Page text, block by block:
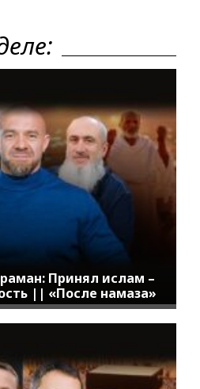
Принял ислам –
|| «После намаза»